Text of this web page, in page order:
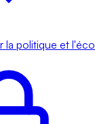
la politique et